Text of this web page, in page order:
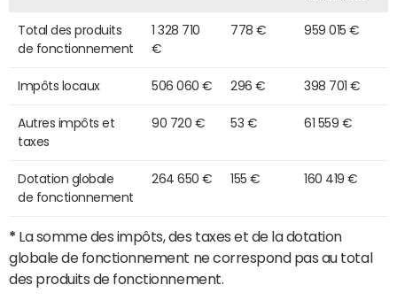
Total des produits
de fonctionnement
1 328 710
€
778 € 959 015 €
Impôts locaux 506 060 € 296 € 398 701 €
Autres impôts et
taxes
90 720 € 53 € 61 559 €
Dotation globale
de fonctionnement
264 650 € 155 € 160 419 €
* La somme des impôts, des taxes et de la dotation
globale de fonctionnement ne correspond pas au total
des produits de fonctionnement.